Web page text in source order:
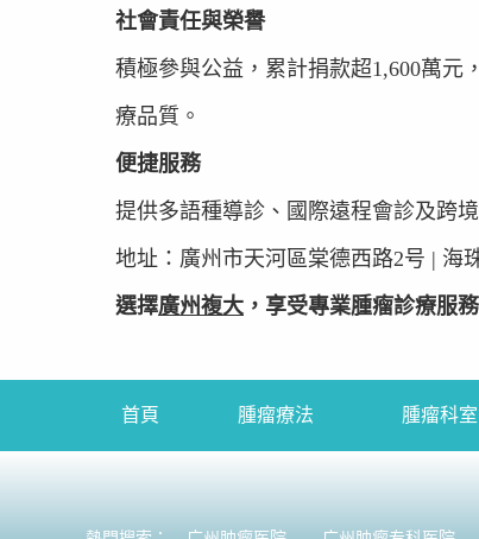
​​社會責任與榮譽​​
積極參與公益，累計捐款超1,600萬元
療品質。
​​便捷服務​​
提供多語種導診、國際遠程會診及跨
地址​​：廣州市天河區棠德西路2号 | 海
選擇廣州複大 ，享受專業腫瘤診療服務
首頁 腫瘤療法 腫瘤科室